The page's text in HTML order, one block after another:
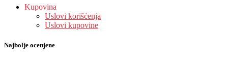
Kupovina
Uslovi korišćenja
Uslovi kupovine
Najbolje ocenjene